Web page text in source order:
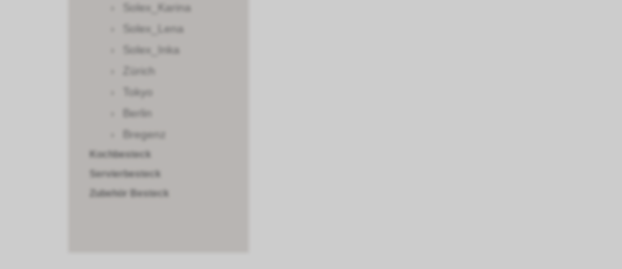
Solex_Karina
Solex_Lena
Solex_Inka
Zürich
Tokyo
Berlin
Bregenz
Kochbesteck
Servierbesteck
Zubehör Besteck